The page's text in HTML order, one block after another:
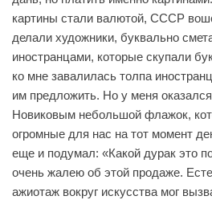
картины стали валютой, СССР
делали художники, буквально
иностранцами, которые скупали
ко мне завалилась толпа
им предложить. Но у меня
Новиковым небольшой флажок,
огромные для нас на тот момент
еще и подумал: «Какой дурак это
очень жалею об этой продаже.
ажиотаж вокруг искусства мог